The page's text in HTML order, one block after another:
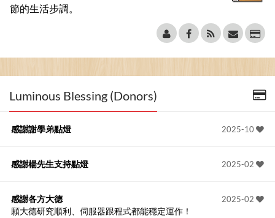
節的生活步調。
Luminous Blessing (Donors)
2025-10
感謝謝學弟點燈
2025-02
感謝楊先生支持點燈
2025-02
感謝各方大德
願大德研究順利、伺服器跟程式都能穩定運作！